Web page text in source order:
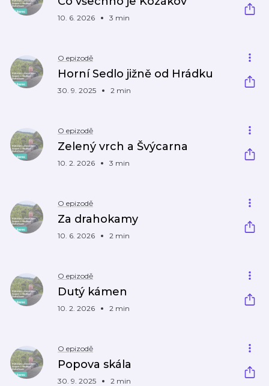
10. 6. 2026 3 min
O epizodě
Horní Sedlo jižně od Hrádku
30. 9. 2025 2 min
O epizodě
Zelený vrch a Švýcarna
10. 2. 2026 3 min
O epizodě
Za drahokamy
10. 6. 2026 2 min
O epizodě
Dutý kámen
10. 2. 2026 2 min
O epizodě
Popova skála
30. 9. 2025 2 min